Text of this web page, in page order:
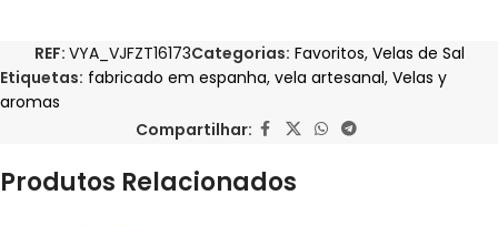
REF: VYA_VJFZT16173Categorias: Favoritos, Velas de Sal
Etiquetas: fabricado em espanha, vela artesanal, Velas y
aromas
Compartilhar:
Produtos Relacionados